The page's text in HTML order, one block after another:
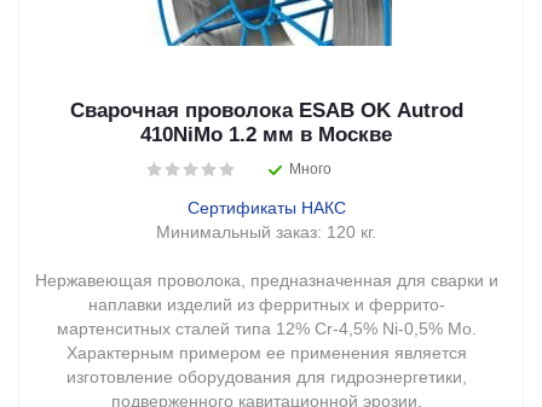
Сварочная проволока ESAB OK Autrod
410NiMo 1.2 мм в Москве
Много
Сертификаты НАКС
Минимальный заказ: 120 кг.
Нержавеющая проволока, предназначенная для сварки и
наплавки изделий из ферритных и феррито-
мартенситных сталей типа 12% Cr-4,5% Ni-0,5% Mo.
Характерным примером ее применения является
изготовление оборудования для гидроэнергетики,
подверженного кавитационной эрозии.